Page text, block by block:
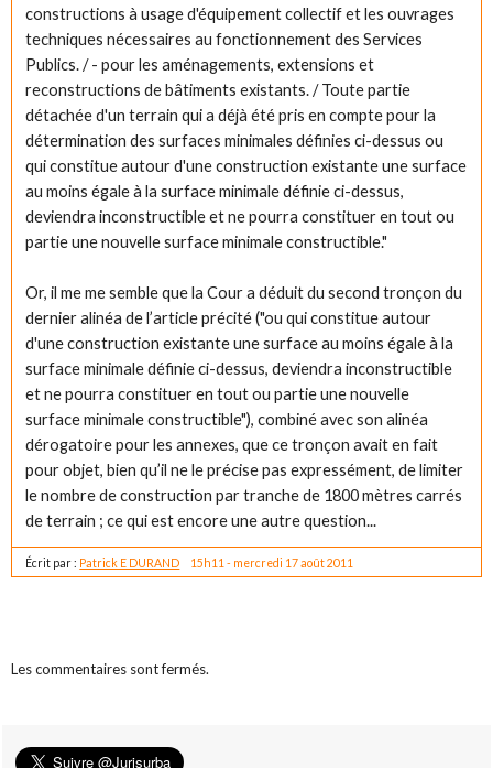
constructions à usage d'équipement collectif et les ouvrages
techniques nécessaires au fonctionnement des Services
Publics. / - pour les aménagements, extensions et
reconstructions de bâtiments existants. / Toute partie
détachée d'un terrain qui a déjà été pris en compte pour la
détermination des surfaces minimales définies ci-dessus ou
qui constitue autour d'une construction existante une surface
au moins égale à la surface minimale définie ci-dessus,
deviendra inconstructible et ne pourra constituer en tout ou
partie une nouvelle surface minimale constructible."
Or, il me me semble que la Cour a déduit du second tronçon du
dernier alinéa de l’article précité ("ou qui constitue autour
d'une construction existante une surface au moins égale à la
surface minimale définie ci-dessus, deviendra inconstructible
et ne pourra constituer en tout ou partie une nouvelle
surface minimale constructible"), combiné avec son alinéa
dérogatoire pour les annexes, que ce tronçon avait en fait
pour objet, bien qu’il ne le précise pas expressément, de limiter
le nombre de construction par tranche de 1800 mètres carrés
de terrain ; ce qui est encore une autre question...
Écrit par : Patrick E DURAND 15h11 - mercredi 17 août 2011
Les commentaires sont fermés.